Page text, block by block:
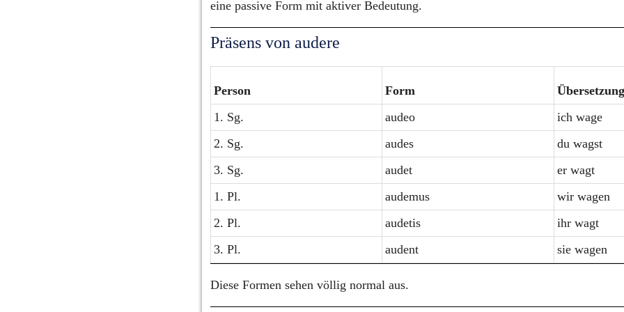
eine passive Form mit aktiver Bedeutung.
Präsens von audere
Person Form
Übersetzung
1. Sg.
audeo
ich wage
2. Sg.
audes
du wagst
3. Sg.
audet
er wagt
1. Pl.
audemus
wir wagen
2. Pl.
audetis
ihr wagt
3. Pl.
audent sie wagen
Diese Formen sehen völlig normal aus.